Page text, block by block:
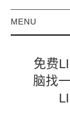
MENU
域名价格
阿里云已备
免费
脑找